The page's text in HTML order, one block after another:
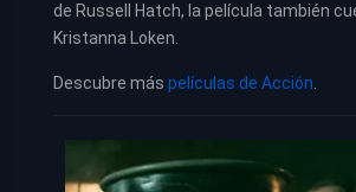
de Russell Hatch, la película también
Kristanna Loken.
Descubre más películas de Acción